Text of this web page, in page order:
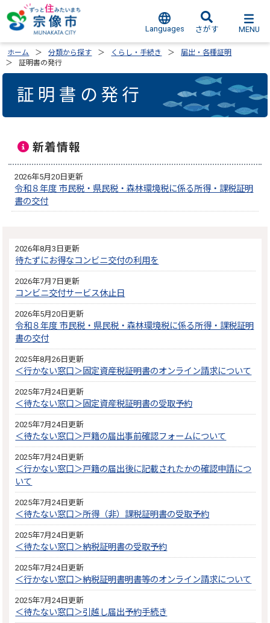
Languages さがす MENU
ホーム 分類から探す くらし・手続き
届出・各種証明
証明書の発行
証明書の発行
新着情報
2026年5月20日更新
令和８年度 市民税・県民税・森林環境税に係る所得・課税証明
書の交付
2026年8月3日更新
待たずにお得なコンビニ交付の利用を
2026年7月7日更新
コンビニ交付サービス休止日
2026年5月20日更新
令和８年度 市民税・県民税・森林環境税に係る所得・課税証明
書の交付
2025年8月26日更新
＜行かない窓口＞固定資産税証明書のオンライン請求について
2025年7月24日更新
＜待たない窓口＞固定資産税証明書の受取予約
2025年7月24日更新
＜待たない窓口＞戸籍の届出事前確認フォームについて
2025年7月24日更新
＜行かない窓口＞戸籍の届出後に記載されたかの確認申請につ
いて
2025年7月24日更新
＜待たない窓口＞所得（非）課税証明書の受取予約
2025年7月24日更新
＜待たない窓口＞納税証明書の受取予約
2025年7月24日更新
＜行かない窓口＞納税証明書明書等のオンライン請求について
2025年7月24日更新
＜待たない窓口＞引越し届出予約手続き